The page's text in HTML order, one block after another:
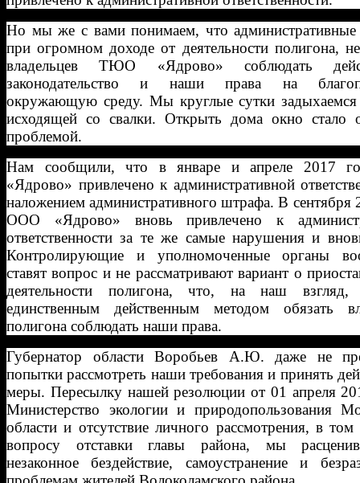
Но мы же с вами понимаем, что
при огромном доходе от деятельности полигона, не
владельцев ТЮО «Ядрово» соблюдать
законодательство и наши права на
окружающую среду. Мы круглые сутки
исходящей со свалки. Открыть дома окно стало
проблемой.
Нам сообщили, что в январе и апреле 2017
«Ядрово» привлечено к административной
наложением административного штрафа. В сентября
ООО «Ядрово» вновь привлечено к
ответственности за те же самые нарушения и
Контролирующие и уполномоченные органы
ставят вопрос и не рассматривают вариант о
деятельности полигона, что, на наш взгляд,
единственным действенным методом обязать
полигона соблюдать наши права.
Губернатор области Воробьев А.Ю. даже не
попытки рассмотреть наши требования и принять
меры. Пересылку нашей резолюции от 01 апреля
Министерство экологии и природопользования
области и отсутствие личного рассмотрения, в
вопросу отставки главы района, мы
незаконное бездействие, самоустранение и